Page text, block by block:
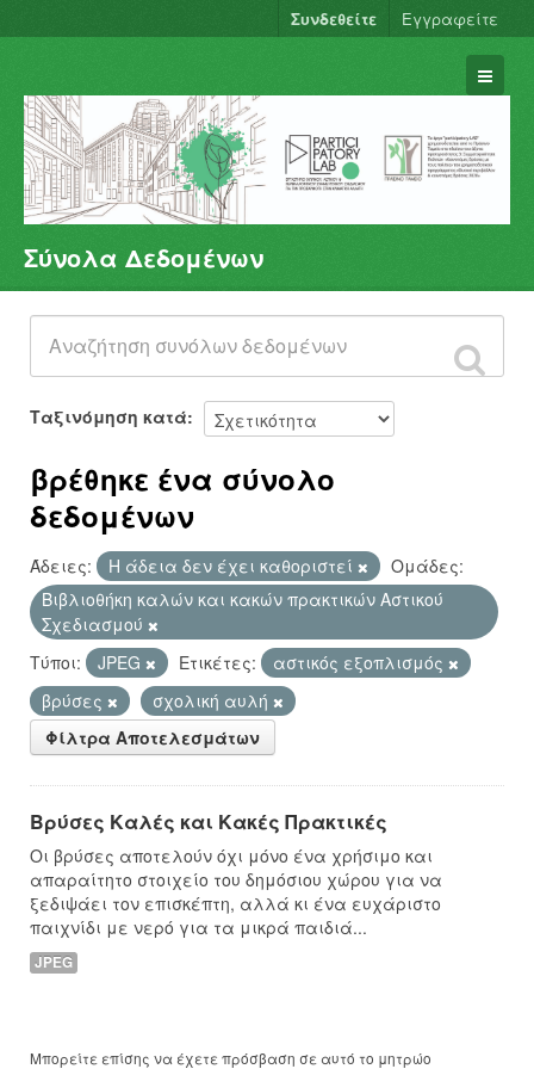
Συνδεθείτε Εγγραφείτε
Σύνολα Δεδομένων
Φορείς
Ομάδες
Σχετικά
Σύνολα Δεδομένων
Ταξινόμηση κατά
βρέθηκε ένα σύνολο
δεδομένων
Άδειες: Η άδεια δεν έχει καθοριστεί
Ομάδες:
Βιβλιοθήκη καλών και κακών πρακτικών Αστικού
Σχεδιασμού
Τύποι:
JPEG Ετικέτες:
αστικός εξοπλισμός
βρύσες
σχολική αυλή
Φίλτρα Αποτελεσμάτων
Βρύσες Καλές και Κακές Πρακτικές
Οι βρύσες αποτελούν όχι μόνο ένα χρήσιμο και
απαραίτητο στοιχείο του δημόσιου χώρου για να
ξεδιψάει τον επισκέπτη, αλλά κι ένα ευχάριστο
παιχνίδι με νερό για τα μικρά παιδιά...
JPEG
Μπορείτε επίσης να έχετε πρόσβαση σε αυτό το μητρώο